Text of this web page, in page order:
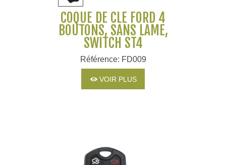
COQUE DE CLÉ FORD 4
BOUTONS, SANS LAME,
SWITCH ST4
Référence: FD009
VOIR PLUS